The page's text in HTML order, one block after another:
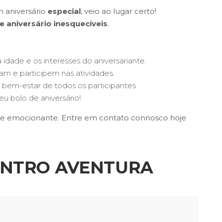
aniversário especial, veio ao lugar certo!
aniversário inesquecíveis.
e os interesses do aniversariante.
e participem nas atividades.
estar de todos os participantes.
bolo de aniversário!
emocionante. Entre em contato connosco hoje
AVENTURA